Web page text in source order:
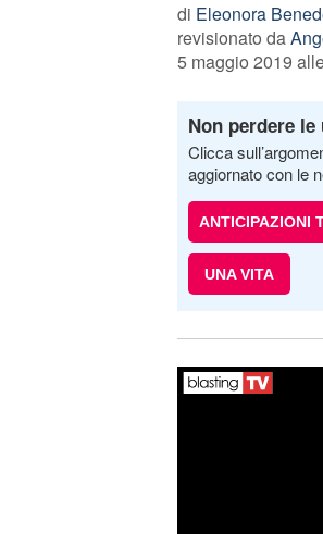
di Eleonora
revisionato da
5 maggio 2019
Non perdere
Clicca
aggiornato con le
ANTICIPAZIONI
UNA VITA